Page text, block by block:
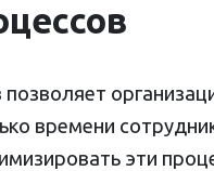
времени
эти